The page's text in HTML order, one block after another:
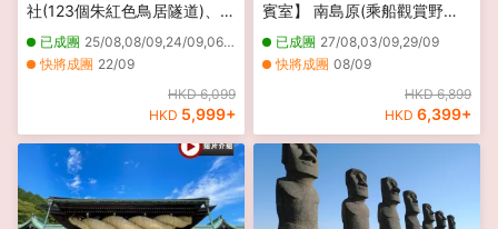
社(123個朱紅色鳥居隧道)、日
本最大鐘乳洞之一」秋芳洞、
九州鐵道紀念館
已成團 25/08,08/09,24/09,06/10
快將成團 22/09
HKD 6,099
HKD 5,999+
賓室】 南島原(乘船觀賞野生
海豚)、雲仙地獄(大叫喚地獄
展望所)、稻佐山展望台(乘玻
夜景)《4月1日起出發適用》
已成團 27/08,03/09,29/09
快將成團 08/09
27/10,29/10,03/11,05/11,10/11,12/11,17/11,19/11,24/11,26/11,01/12,03/12,08/12,10/12,15/12,17/12,05/01,07/01,12/01,14/01
HKD 6,899
HKD 6,399+